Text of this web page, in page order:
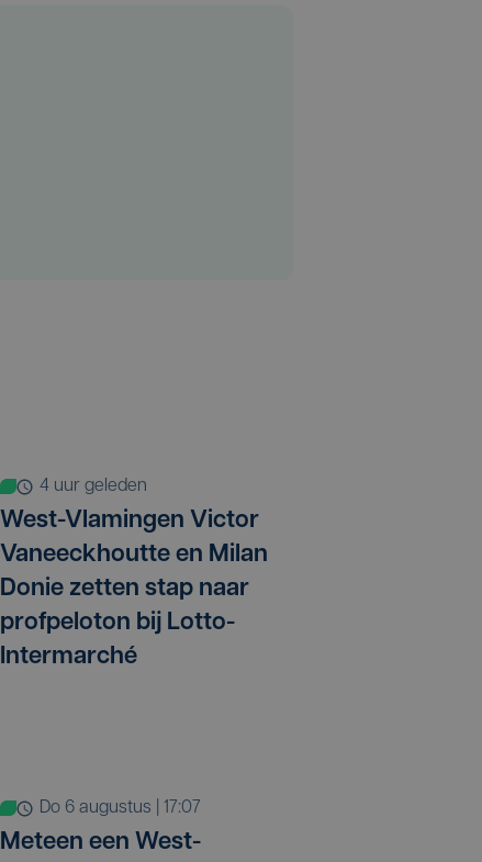
4 uur geleden
West-Vlamingen Victor
Vaneeckhoutte en Milan
Donie zetten stap naar
profpeloton bij Lotto-
Intermarché
do 6 augustus | 17:07
Meteen een West-